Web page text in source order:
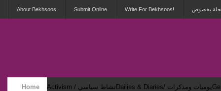
About Bekhsoos Submit Online Write For Bekhsoos! بخصوص
Home Activism / نشاط سياسي Dailies & Diaries/ يوميات ومذكرات